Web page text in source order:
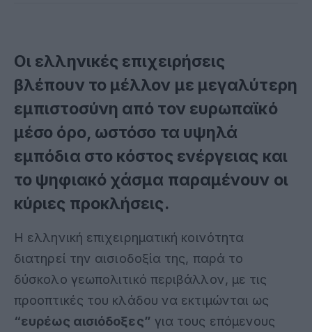
Οι ελληνικές επιχειρήσεις
βλέπουν το μέλλον με μεγαλύτερη
εμπιστοσύνη από τον ευρωπαϊκό
μέσο όρο, ωστόσο τα υψηλά
εμπόδια στο κόστος ενέργειας και
το ψηφιακό χάσμα παραμένουν οι
κύριες προκλήσεις.
Η ελληνική επιχειρηματική κοινότητα
διατηρεί την αισιοδοξία της, παρά το
δύσκολο γεωπολιτικό περιβάλλον, με τις
προοπτικές του κλάδου να εκτιμώνται ως
“ευρέως αισιόδοξες” για τους επόμενους